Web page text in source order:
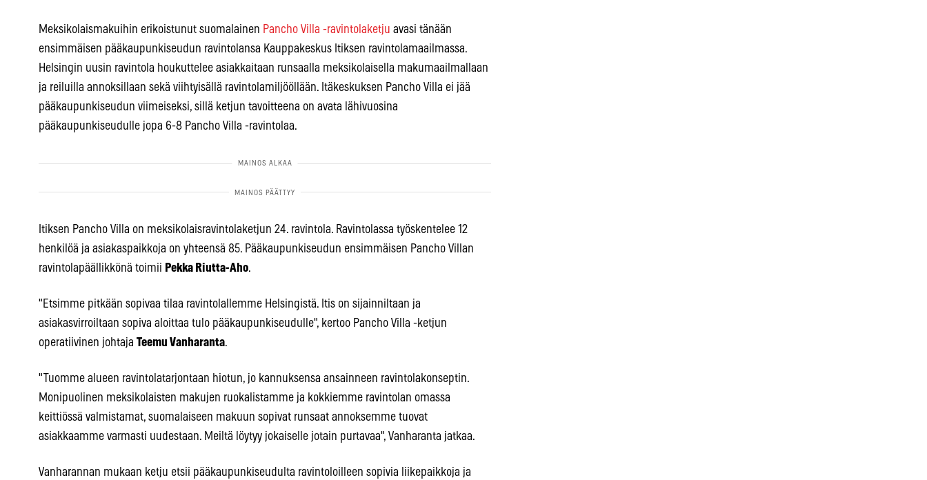
Meksikolaismakuihin erikoistunut suomalainen Pancho Villa -ravintolaketju avasi tänään
ensimmäisen pääkaupunkiseudun ravintolansa Kauppakeskus Itiksen ravintolamaailmassa.
Helsingin uusin ravintola houkuttelee asiakkaitaan runsaalla meksikolaisella makumaailmallaan
ja reiluilla annoksillaan sekä viihtyisällä ravintolamiljööllään. Itäkeskuksen Pancho Villa ei jää
pääkaupunkiseudun viimeiseksi, sillä ketjun tavoitteena on avata lähivuosina
pääkaupunkiseudulle jopa 6-8 Pancho Villa -ravintolaa.
Itiksen Pancho Villa on meksikolaisravintolaketjun 24. ravintola. Ravintolassa työskentelee 12
henkilöä ja asiakaspaikkoja on yhteensä 85. Pääkaupunkiseudun ensimmäisen Pancho Villan
ravintolapäällikkönä toimii Pekka Riutta-Aho.
"Etsimme pitkään sopivaa tilaa ravintolallemme Helsingistä. Itis on sijainniltaan ja
asiakasvirroiltaan sopiva aloittaa tulo pääkaupunkiseudulle", kertoo Pancho Villa -ketjun
operatiivinen johtaja Teemu Vanharanta.
"Tuomme alueen ravintolatarjontaan hiotun, jo kannuksensa ansainneen ravintolakonseptin.
Monipuolinen meksikolaisten makujen ruokalistamme ja kokkiemme ravintolan omassa
keittiössä valmistamat, suomalaiseen makuun sopivat runsaat annoksemme tuovat
asiakkaamme varmasti uudestaan. Meiltä löytyy jokaiselle jotain purtavaa", Vanharanta jatkaa.
Vanharannan mukaan ketju etsii pääkaupunkiseudulta ravintoloilleen sopivia liikepaikkoja ja